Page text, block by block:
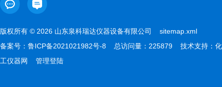
版权所有 © 2026 山东泉科瑞达仪器设备有限公司 sitemap.xml
备案号： 鲁ICP备2021021982号-8 总访问量：225879 技术支持： 化
工仪器网
管理登陆